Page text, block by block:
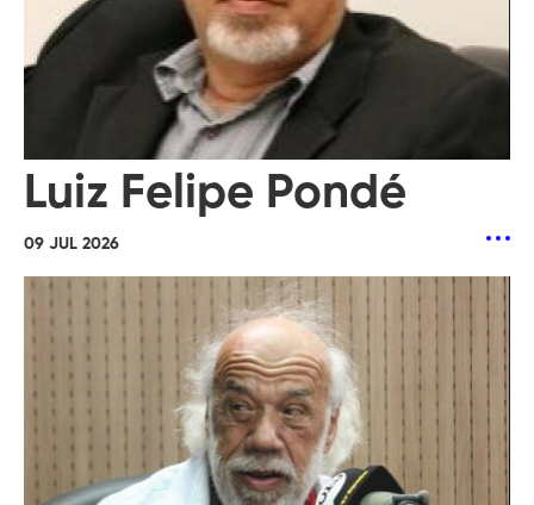
Luiz Felipe Pondé
09 JUL 2026